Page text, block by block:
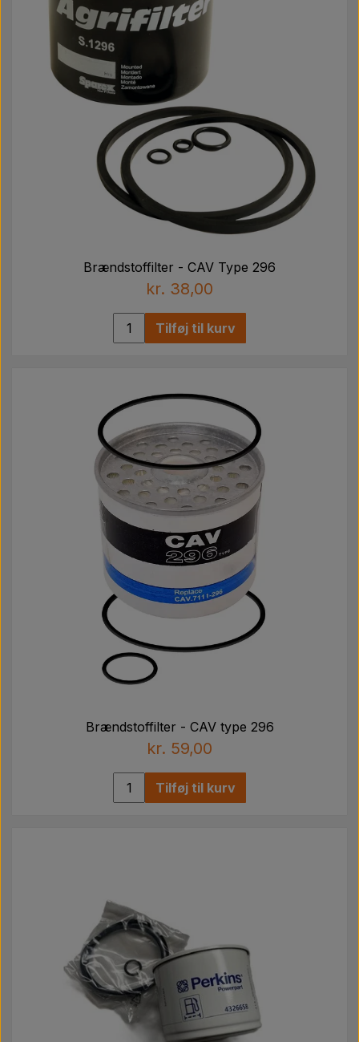
Brændstoffilter - CAV Type 296
kr. 38,00
Tilføj til kurv
Brændstoffilter - CAV type 296
kr. 59,00
Tilføj til kurv